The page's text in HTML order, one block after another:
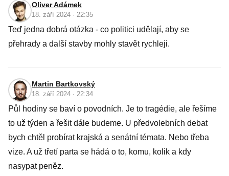
Oliver Adámek
18. září 2024 · 22:35
Teď jedna dobrá otázka - co politici udělají, aby se
přehrady a další stavby mohly stavět rychleji.
Martin Bartkovský
18. září 2024 · 22:34
Půl hodiny se baví o povodních. Je to tragédie, ale řešíme
to už týden a řešit dále budeme. U předvolebních debat
bych chtěl probírat krajská a senátní témata. Nebo třeba
vize. A už třetí parta se hádá o to, komu, kolik a kdy
nasypat peněz.